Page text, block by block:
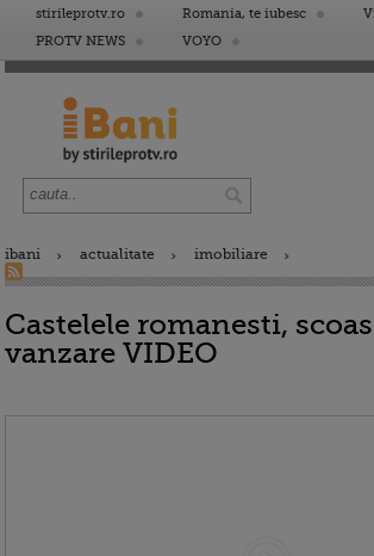
stirileprotv.ro Romania, te iubesc
PROTV NEWS
VOYO
ibani actualitate imobiliare
Castelele romanesti,
vanzare VIDEO